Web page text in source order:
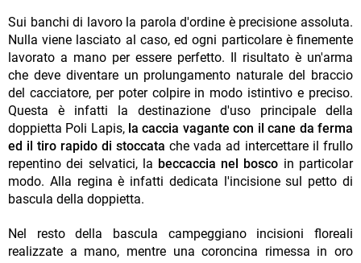
Sui banchi di lavoro la parola d'ordine è precisione assoluta.
Nulla viene lasciato al caso, ed ogni particolare è finemente
lavorato a mano per essere perfetto. Il risultato è un'arma
che deve diventare un prolungamento naturale del braccio
del cacciatore, per poter colpire in modo istintivo e preciso.
Questa è infatti la destinazione d'uso principale della
doppietta Poli Lapis, la caccia vagante con il cane da ferma
ed il tiro rapido di stoccata che vada ad intercettare il frullo
repentino dei selvatici, la beccaccia nel bosco in particolar
modo. Alla regina è infatti dedicata l'incisione sul petto di
bascula della doppietta.
Nel resto della bascula campeggiano incisioni floreali
realizzate a mano, mentre una coroncina rimessa in oro